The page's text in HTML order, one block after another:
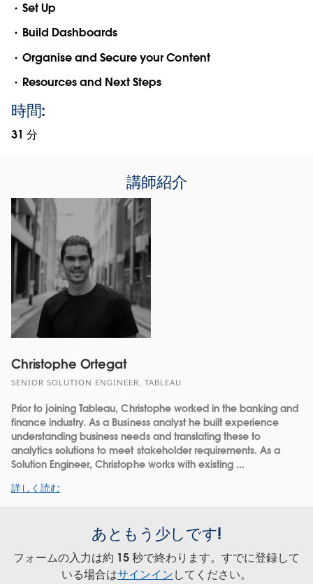
Set Up
Build Dashboards
Organise and Secure your Content
Resources and Next Steps
時間:
31 分
講師紹介
Christophe Ortegat
SENIOR SOLUTION ENGINEER, TABLEAU
Prior to joining Tableau, Christophe worked in the banking and
finance industry. As a Business analyst he built experience
understanding business needs and translating these to
analytics solutions to meet stakeholder requirements. As a
Solution Engineer, Christophe works with existing ...
詳しく読む
あともう少しです!
フォームの入力は約 15 秒で終わります。すでに登録して
いる場合はサインインしてください。